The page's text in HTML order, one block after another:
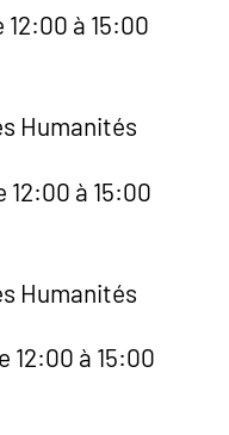
12:00 à 15:00
Humanités
12:00 à 15:00
Humanités
12:00 à 15:00